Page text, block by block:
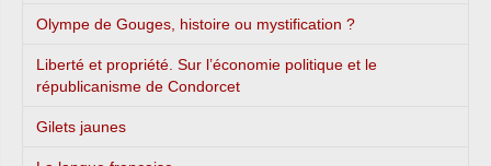
Olympe de Gouges, histoire ou mystification ?
Liberté et propriété. Sur l’économie politique et le
républicanisme de Condorcet
Gilets jaunes